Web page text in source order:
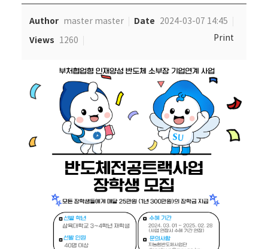
Author master master Date 2024-03-07 14:45
Views 1260 Print